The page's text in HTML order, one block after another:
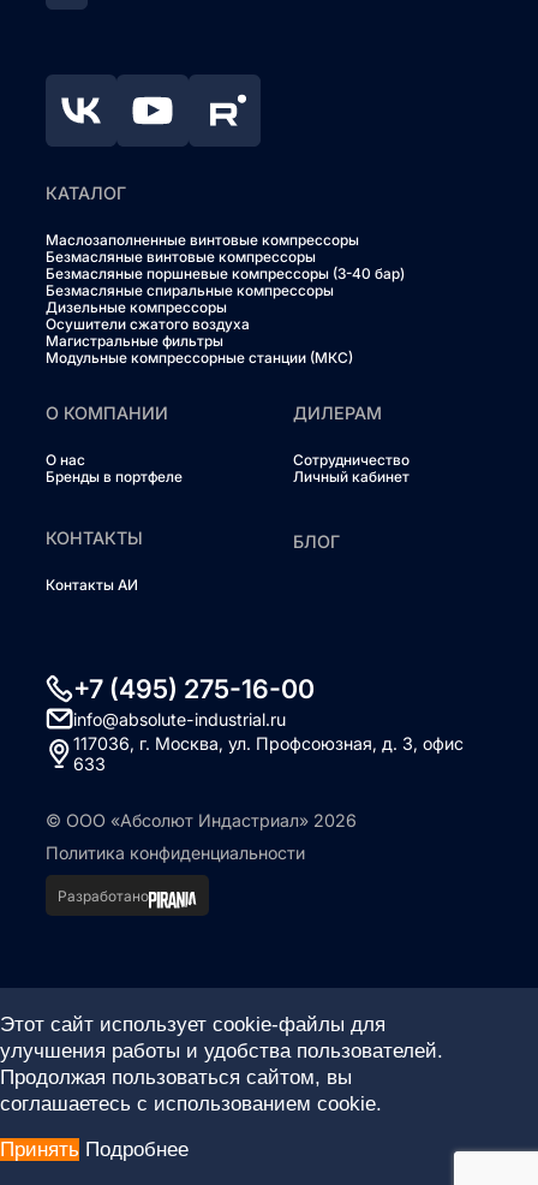
КАТАЛОГ
Маслозаполненные винтовые компрессоры
Безмасляные винтовые компрессоры
Безмасляные поршневые компрессоры (3-40 бар)
Безмасляные спиральные компрессоры
Дизельные компрессоры
Осушители сжатого воздуха
Магистральные фильтры
Модульные компрессорные станции (МКС)
О КОМПАНИИ
О нас
Бренды в портфеле
ДИЛЕРАМ
Сотрудничество
Личный кабинет
КОНТАКТЫ
Контакты АИ
БЛОГ
+7 (495) 275-16-00
info@absolute-industrial.ru
117036, г. Москва, ул. Профсоюзная, д. 3, офис
633
© ООО «Абсолют Индастриал» 2026
Политика конфиденциальности
Разработано
Этот сайт использует cookie-файлы для
улучшения работы и удобства пользователей.
Продолжая пользоваться сайтом, вы
соглашаетесь с использованием cookie.
Принять Подробнее